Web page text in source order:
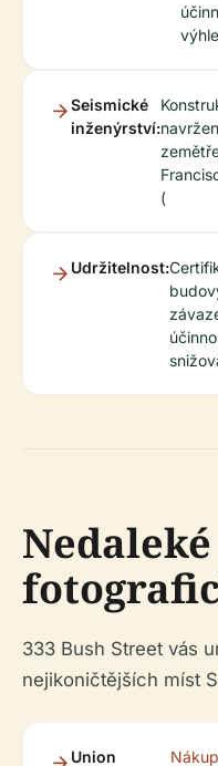
Seismické
inženýrství:
(
Udržitelnost:
333 Bush Street vás
nejikoničtějších míst
Union